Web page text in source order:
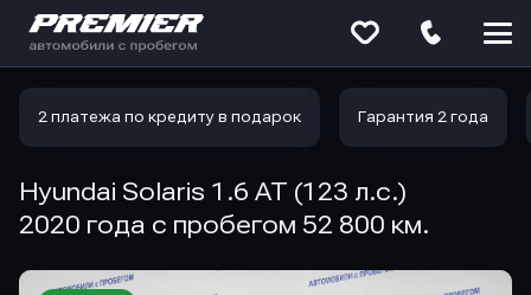
2 платежа по кредиту в подарок Гарантия 2 года
Hyundai Solaris 1.6 AT (123 л.с.)
2020 года с пробегом 52 800 км.